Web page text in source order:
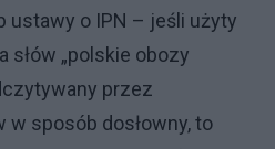
ustawy o IPN – jeśli użyty
słów „polskie obozy
przez
sposób dosłowny, to